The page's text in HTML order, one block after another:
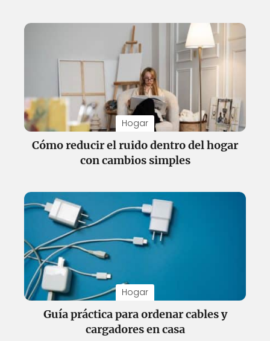
Hogar
Cómo reducir el ruido dentro del hogar
con cambios simples
Hogar
Guía práctica para ordenar cables y
cargadores en casa